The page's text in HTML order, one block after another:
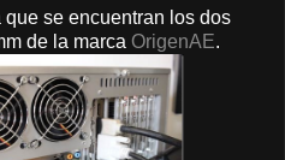
se encuentran los dos
de la marca OrigenAE.